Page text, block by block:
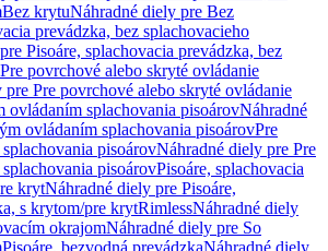
Bez krytuNáhradné diely pre Bez
prevádzka, bez splachovacieho
Pisoáre, splachovacia prevádzka, bez
Pre povrchové alebo skryté ovládanie
Pre povrchové alebo skryté ovládanie
ovládaním splachovania pisoárovNáhradné
ovládaním splachovania pisoárovPre
pisoárovNáhradné diely pre Pre
pisoárovPisoáre, splachovacia
krytNáhradné diely pre Pisoáre,
s krytom/pre krytRimlessNáhradné diely
okrajomNáhradné diely pre So
Pisoáre, bezvodná prevádzkaNáhradné diely